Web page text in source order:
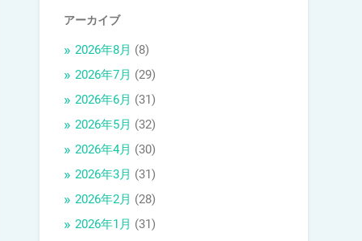
アーカイブ
2026年8月 (8)
2026年7月 (29)
2026年6月 (31)
2026年5月 (32)
2026年4月 (30)
2026年3月 (31)
2026年2月 (28)
2026年1月 (31)